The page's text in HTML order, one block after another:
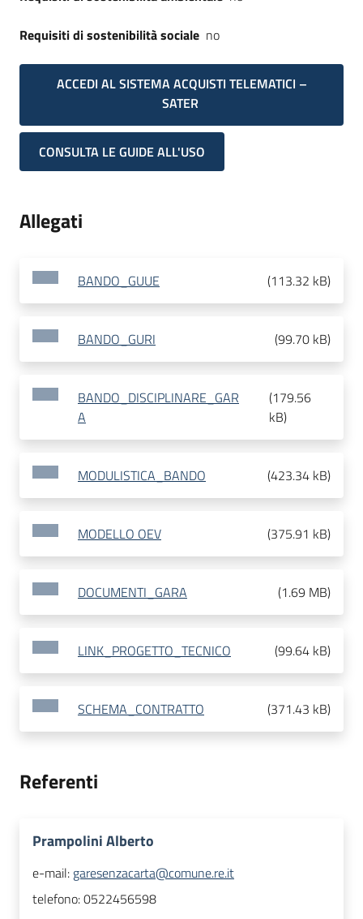
Requisiti di sostenibilità sociale no
ACCEDI AL SISTEMA ACQUISTI TELEMATICI –
SATER
CONSULTA LE GUIDE ALL'USO
Allegati
BANDO_GUUE (113.32 kB)
BANDO_GURI (99.70 kB)
BANDO_DISCIPLINARE_GAR
A
(179.56
kB)
MODULISTICA_BANDO (423.34 kB)
MODELLO OEV (375.91 kB)
DOCUMENTI_GARA (1.69 MB)
LINK_PROGETTO_TECNICO (99.64 kB)
SCHEMA_CONTRATTO (371.43 kB)
Referenti
Prampolini Alberto
e-mail: garesenzacarta@comune.re.it
telefono:0522456598